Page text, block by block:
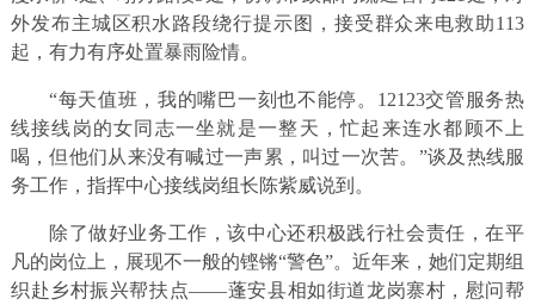
外发布主城区积水路段绕行提示图，接受群众来电救助113
起，有力有序处置暴雨险情。
“每天值班，我的嘴巴一刻也不能停。12123交管服务热
线接线岗的女同志一坐就是一整天，忙起来连水都顾不上
喝，但他们从来没有喊过一声累，叫过一次苦。”谈及热线服
务工作，指挥中心接线岗组长陈紫威说到。
除了做好业务工作，该中心还积极践行社会责任，在平
凡的岗位上，展现不一般的铿锵“警色”。近年来，她们定期组
织赴乡村振兴帮扶点——蓬安县相如街道龙岗寨村，慰问帮